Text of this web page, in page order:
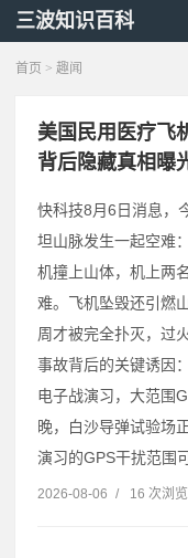
三波知识百科
首页 > 趣闻
美国民用医疗飞
背后隐藏真相曝
快科技8月6日消息，
坦山脉发生一起空难
机撞上山体，机上两
难。飞机坠毁还引燃
周才被完全扑灭，过
事故背后的关键诱因
电子战演习，大范围
晚，白沙导弹试验场
演习的GPS干扰范围
2026-08-06 / 16 次浏览